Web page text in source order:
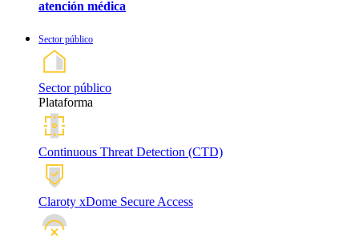
atención médica
Sector público
Sector público
Plataforma
Continuous Threat Detection (CTD)
Claroty xDome Secure Access